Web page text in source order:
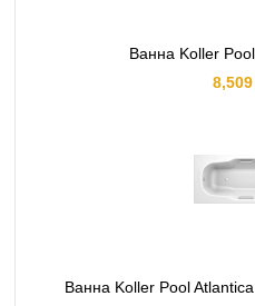
Ванна Koller
8,509
Ванна Koller Pool